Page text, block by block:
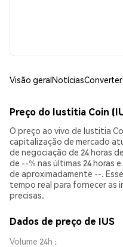
Visão geralNotíciasConverter
Preço do Iustitia Coin
O preço ao vivo de Iustitia
capitalização de mercado
de negociação de 24 horas
de --% nas últimas 24 horas
de aproximadamente --.
tempo real para fornecer as
precisas.
Dados de preço de IUS
Volume 24h